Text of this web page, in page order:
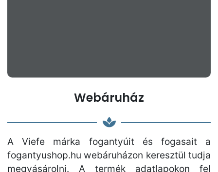
Webáruház
A Viefe márka fogantyúit és fogasait a
fogantyushop.hu webáruházon keresztül tudja
megvásárolni. A termék adatlapokon fel